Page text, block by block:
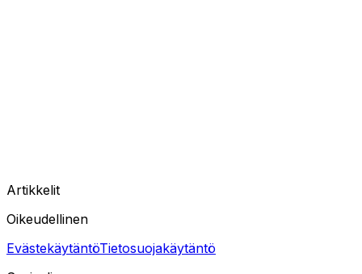
Artikkelit
Oikeudellinen
EvästekäytäntöTietosuojakäytäntö